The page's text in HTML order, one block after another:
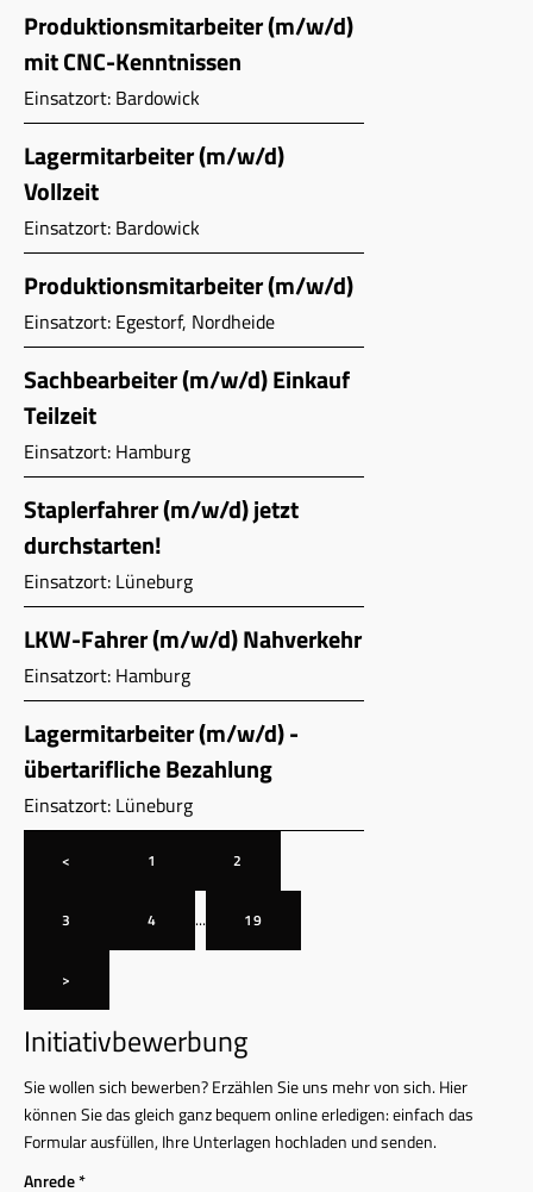
Produktionsmitarbeiter (m/w/d)
mit CNC-Kenntnissen
Einsatzort: Bardowick
Lagermitarbeiter (m/w/d)
Vollzeit
Einsatzort: Bardowick
Produktionsmitarbeiter (m/w/d)
Einsatzort: Egestorf, Nordheide
Sachbearbeiter (m/w/d) Einkauf
Teilzeit
Einsatzort: Hamburg
Staplerfahrer (m/w/d) jetzt
durchstarten!
Einsatzort: Lüneburg
LKW-Fahrer (m/w/d) Nahverkehr
Einsatzort: Hamburg
Lagermitarbeiter (m/w/d) -
übertarifliche Bezahlung
Einsatzort: Lüneburg
< 1 2
3 4 ... 19
>
Initiativbewerbung
Sie wollen sich bewerben? Erzählen Sie uns mehr von sich. Hier
können Sie das gleich ganz bequem online erledigen: einfach das
Formular ausfüllen, Ihre Unterlagen hochladen und senden.
Anrede *